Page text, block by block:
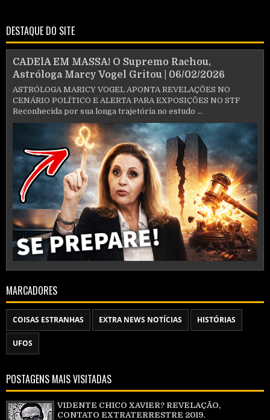
DESTAQUE DO SITE
CADElA EM MASSA! O Supremo Rachou,
Astróloga Marcy Vogel Gritou | 06/02/2026
ASTRÓLOGA MARICY VOGEL APONTA REVELAÇÕES NO
CENÁRIO POLÍTICO E ALERTA PARA EXPOSIÇÕES NO STF
Reconhecida por sua longa trajetória no estudo ...
MARCADORES
COISAS ESTRANHAS EXTRA NEWS NOTÍCIAS HISTÓRIAS
UFOS
POSTAGENS MAIS VISITADAS
VIDENTE CHICO XAVIER? REVELAÇÃO,
CONTATO EXTRATERRESTRE 2019.